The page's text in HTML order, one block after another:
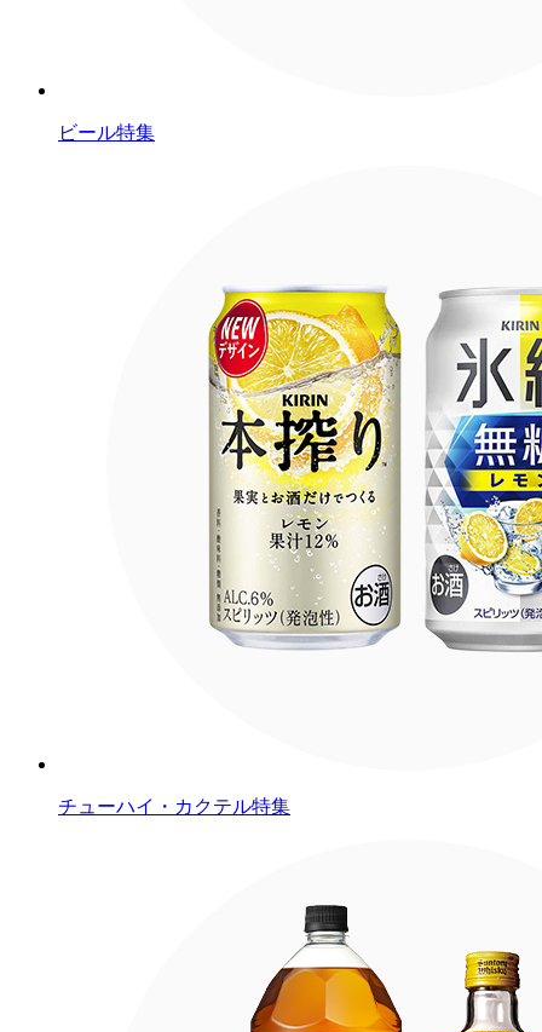
ビール特集
チューハイ・カクテル特集